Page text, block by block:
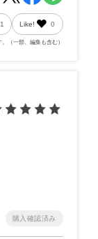
1 Like! 0
（一部、編集も含む）